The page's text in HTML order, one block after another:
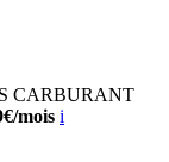
CARBURANT
mois i